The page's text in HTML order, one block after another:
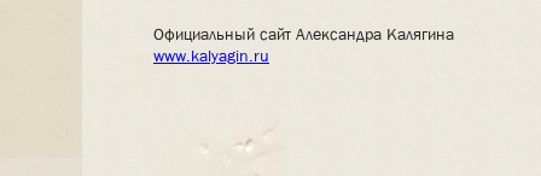
Официальный сайт Александра Калягина
www.kalyagin.ru